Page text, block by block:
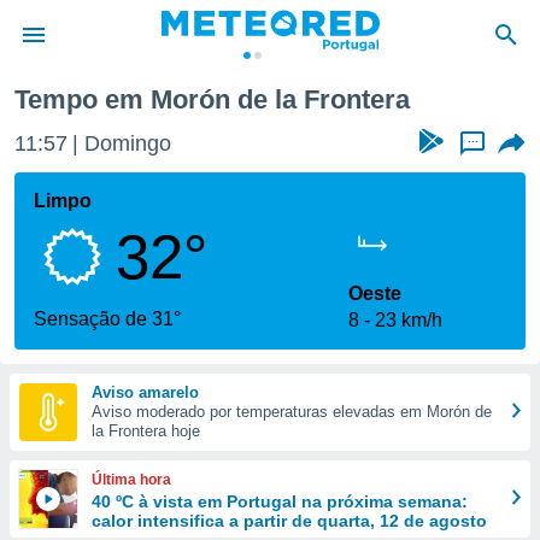
da
foi
fornecidas
a este
das
e
forma
digital
Tempo em Morón de la Frontera
11:57 Domingo ...
Limpo
32°
Sensação de 31°
Oeste
8
23 km/h
Aviso amarelo
Aviso moderado por temperaturas elevadas em Morón de
la Frontera hoje
Última hora
40 ºC à vista em Portugal na próxima semana:
calor intensifica a partir de quarta, 12 de agosto